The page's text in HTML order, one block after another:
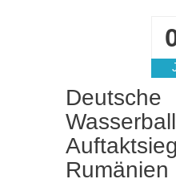
Deutsche
Rumänien